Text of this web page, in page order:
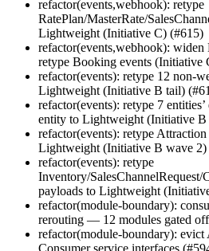
refactor(events,webhook): retype
RatePlan/MasterRate/
Lightweight (Initiative C) (#615)
refactor(events,webhook):
retype Booking events (Initiative
refactor(events): retype 12 non-
Lightweight (Initiative B tail)
refactor(events): retype 7
entity to Lightweight (Initiative B
refactor(events): retype
Lightweight (Initiative B wave 2)
refactor(events): retype
Inventory/SalesChannelRequest/
payloads to Lightweight
refactor(module-boundary):
rerouting — 12 modules gated
refactor(module-boundary):